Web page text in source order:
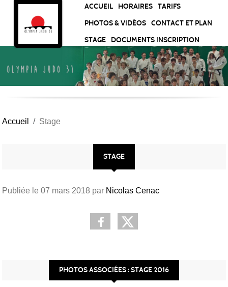
ACCUEIL HORAIRES
TARIFS
PHOTOS & VIDÉOS
CONTACT ET PLAN
STAGE
DOCUMENTS INSCRIPTION
Accueil Stage
STAGE
Publiée le 07 mars 2018 par Nicolas Cenac
PHOTOS ASSOCIÉES : STAGE 2016
Panneau de gestion des cookies